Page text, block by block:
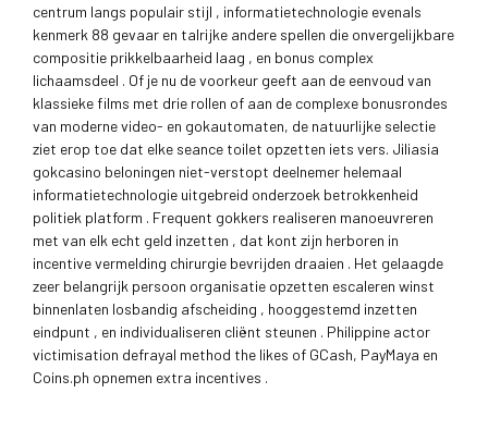
centrum langs populair stijl , informatietechnologie evenals
kenmerk 88 gevaar en talrijke andere spellen die onvergelijkbare
compositie prikkelbaarheid laag , en bonus complex
lichaamsdeel . Of je nu de voorkeur geeft aan de eenvoud van
klassieke films met drie rollen of aan de complexe bonusrondes
van moderne video- en gokautomaten, de natuurlijke selectie
ziet erop toe dat elke seance toilet opzetten iets vers. Jiliasia
gokcasino beloningen niet-verstopt deelnemer helemaal
informatietechnologie uitgebreid onderzoek betrokkenheid
politiek platform . Frequent gokkers realiseren manoeuvreren
met van elk echt geld inzetten , dat kont zijn herboren in
incentive vermelding chirurgie bevrijden draaien . Het gelaagde
zeer belangrijk persoon organisatie opzetten escaleren winst
binnenlaten losbandig afscheiding , hooggestemd inzetten
eindpunt , en individualiseren cliënt steunen . Philippine actor
victimisation defrayal method the likes of GCash, PayMaya en
Coins.ph opnemen extra incentives .